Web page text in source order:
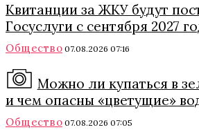
Квитанции за ЖКУ будут
Госуслуги с сентября 2027
Общество 07.08.2026 07:16
Можно ли купаться в
и чем опасны «цветущие»
Общество 07.08.2026 07:05